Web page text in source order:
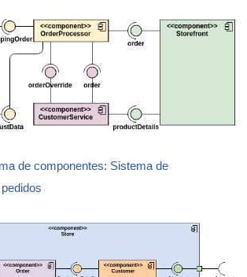
de componentes: Sistema de